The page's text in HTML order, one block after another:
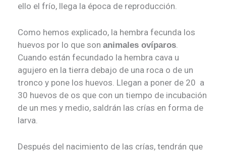
ello el frío, llega la época de reproducción.
Como hemos explicado, la hembra fecunda los
huevos por lo que son animales ovíparos
Cuando están fecundado la hembra cava u
agujero en la tierra debajo de una roca o de un
tronco y pone los huevos. Llegan a poner de 20 a
30 huevos de os que con un tiempo de incubación
de un mes y medio, saldrán las crías en forma de
larva.
Después del nacimiento de las crías, tendrán que